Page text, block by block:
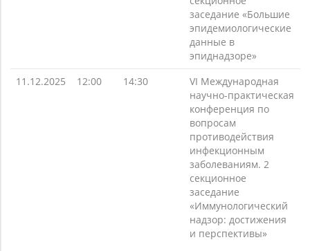
заседание «Большие
эпидемиологические
данные в
эпиднадзоре»
11.12.2025
12:00 14:30
VI Международная
научно-практическая
конференция по
вопросам
противодействия
инфекционным
заболеваниям. 2
секционное
заседание
«Иммунологический
надзор: достижения
и перспективы»